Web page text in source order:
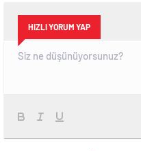
HIZLI YORUM YAP